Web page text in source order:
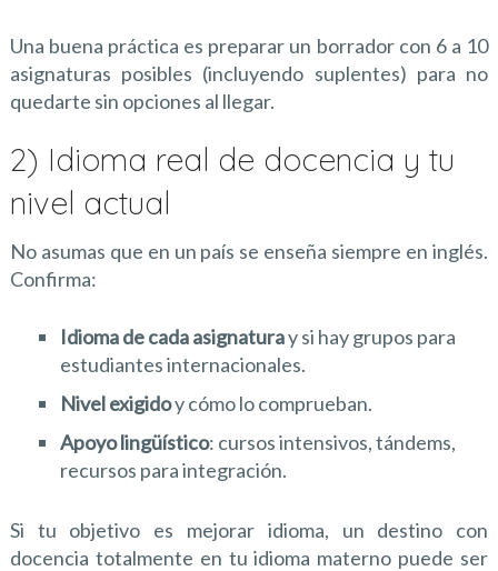
Una buena práctica es preparar un borrador con 6 a 10
asignaturas posibles (incluyendo suplentes) para no
quedarte sin opciones al llegar.
2) Idioma real de docencia y tu
nivel actual
No asumas que en un país se enseña siempre en inglés.
Confirma:
Idioma de cada asignaturay si hay grupos para
estudiantes internacionales.
Nivel exigidoy cómo lo comprueban.
Apoyo lingüístico: cursos intensivos, tándems,
recursos para integración.
Si tu objetivo es mejorar idioma, un destino con
docencia totalmente en tu idioma materno puede ser